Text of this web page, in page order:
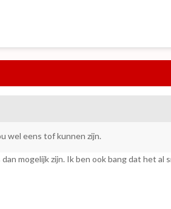
wel eens tof kunnen zijn.
mogelijk zijn. Ik ben ook bang dat het